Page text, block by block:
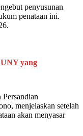
penyusunan
penataan ini.
yang
menjelaskan setelah
akan menyasar